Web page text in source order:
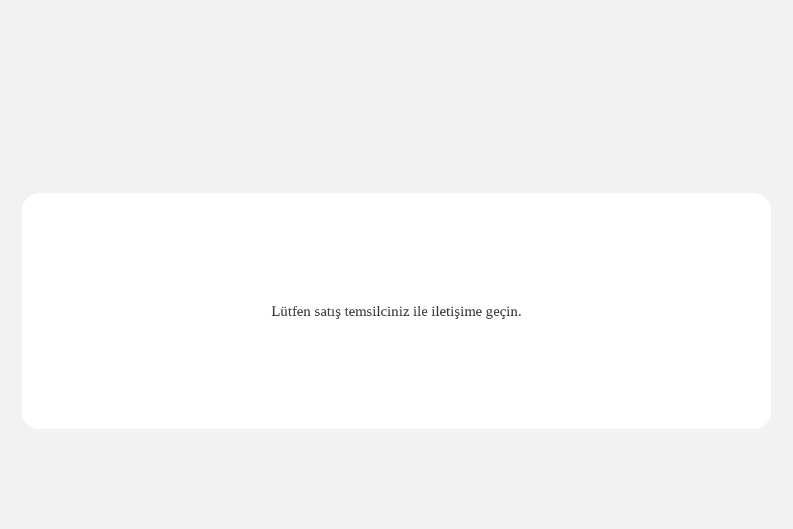
Lütfen satış temsilciniz ile iletişime geçin.